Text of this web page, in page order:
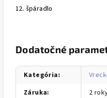
12. špáradlo
Dodatočné
Kategória:
Záruka: 2